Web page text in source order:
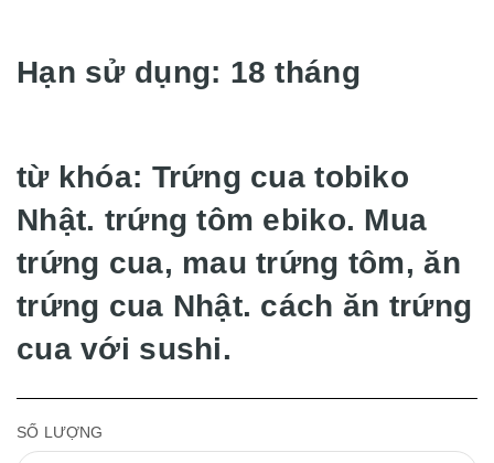
Hạn sử dụng: 18 tháng
từ khóa: Trứng cua tobiko
Nhật. trứng tôm ebiko. Mua
trứng cua, mau trứng tôm, ăn
trứng cua Nhật. cách ăn trứng
cua với sushi.
SỐ LƯỢNG